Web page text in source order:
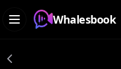
Whalesbook